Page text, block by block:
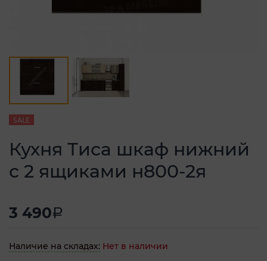
SALE
Кухня Тиса шкаф нижний
с 2 ящиками н800-2я
3 490a
Наличие на складах: Нет в наличии